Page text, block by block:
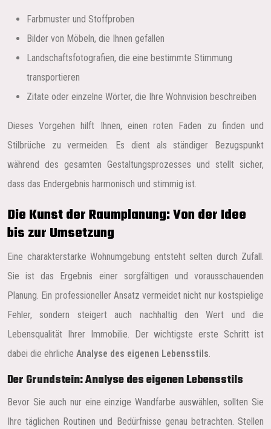
Farbmuster und Stoffproben
Bilder von Möbeln, die Ihnen gefallen
Landschaftsfotografien, die eine bestimmte Stimmung
transportieren
Zitate oder einzelne Wörter, die Ihre Wohnvision beschreiben
Dieses Vorgehen hilft Ihnen, einen roten Faden zu finden und
Stilbrüche zu vermeiden. Es dient als ständiger Bezugspunkt
während des gesamten Gestaltungsprozesses und stellt sicher,
dass das Endergebnis harmonisch und stimmig ist.
Die Kunst der Raumplanung: Von der Idee
bis zur Umsetzung
Eine charakterstarke Wohnumgebung entsteht selten durch Zufall.
Sie ist das Ergebnis einer sorgfältigen und vorausschauenden
Planung. Ein professioneller Ansatz vermeidet nicht nur kostspielige
Fehler, sondern steigert auch nachhaltig den Wert und die
Lebensqualität Ihrer Immobilie. Der wichtigste erste Schritt ist
dabei die ehrliche Analyse des eigenen Lebensstils.
Der Grundstein: Analyse des eigenen Lebensstils
Bevor Sie auch nur eine einzige Wandfarbe auswählen, sollten Sie
Ihre täglichen Routinen und Bedürfnisse genau betrachten. Stellen